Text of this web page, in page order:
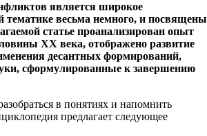
является широкое
тематике весьма немного, и посвящены
статье проанализирован опыт
ХХ века, отображено развитие
десантных формирований,
сформулированные к завершению
в понятиях и напомнить
предлагает следующее